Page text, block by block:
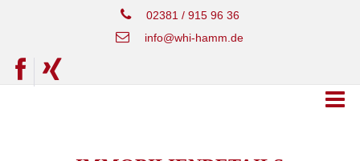
02381 / 915 96 36
info@whi-hamm.de